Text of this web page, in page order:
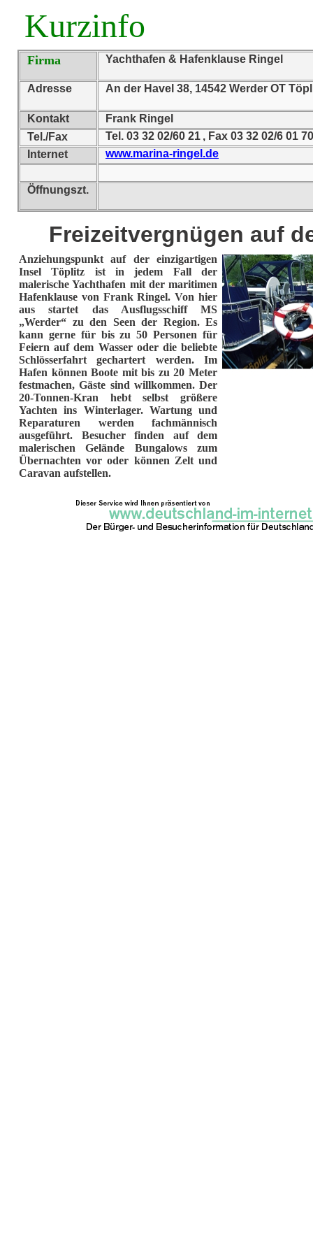
Kurzinfo
Firma Yachthafen & Hafenklause Ringel
Adresse An der Havel 38, 14542 Werder OT
Kontakt
Frank Ringel
Tel./Fax
Tel. 03 32 02/60 21 , Fax 03 32 02/6 01 70
Internet
www.marina-ringel.de
Öffnungszt.
Freizeitvergnügen auf
Anziehungspunkt auf der einzigartigen
Insel Töplitz ist in jedem Fall der
malerische Yachthafen mit der maritimen
Hafenklause von Frank Ringel. Von hier
aus startet das Ausflugsschiff MS
„Werder“ zu den Seen der Region. Es
kann gerne für bis zu 50 Personen für
Feiern auf dem Wasser oder die beliebte
Schlösserfahrt gechartert werden. Im
Hafen können Boote mit bis zu 20 Meter
festmachen, Gäste sind willkommen. Der
20-Tonnen-Kran hebt selbst größere
Yachten ins Winterlager. Wartung und
Reparaturen werden fachmännisch
ausgeführt. Besucher finden auf dem
malerischen Gelände Bungalows zum
Übernachten vor oder können Zelt und
Caravan aufstellen.